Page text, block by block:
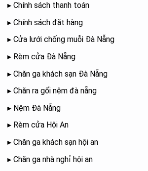
▸ Chính sách thanh toán
▸ Chính sách đặt hàng
▸ Cửa lưới chống muỗi Đà Nẵng
▸ Rèm cửa Đà Nẵng
▸ Chăn ga khách sạn Đà Nẵng
▸ Chăn ra gối nệm đà nẵng
▸ Nệm Đà Nẵng
▸ Rèm cửa Hội An
▸ Chăn ga khách sạn hội an
▸ Chăn ga nhà nghỉ hội an